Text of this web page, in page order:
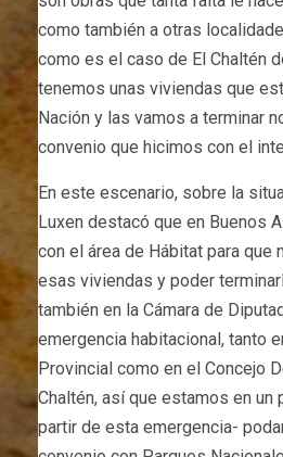
como también a otras
como es el caso de El Chaltén
tenemos unas viviendas que
Nación y las vamos a terminar
convenio que hicimos con el
En este escenario, sobre la
Luxen destacó que en Buenos
con el área de Hábitat para que
esas viviendas y poder
también en la Cámara de
emergencia habitacional, tanto
Provincial como en el Concejo
Chaltén, así que estamos en un
partir de esta emergencia-